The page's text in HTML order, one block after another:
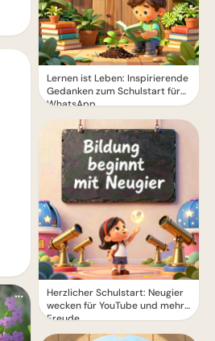
Lernen ist Leben: Inspirierende
Gedanken zum Schulstart für
WhatsApp.
Herzlicher Schulstart: Neugier
wecken für YouTube und mehr
Freude